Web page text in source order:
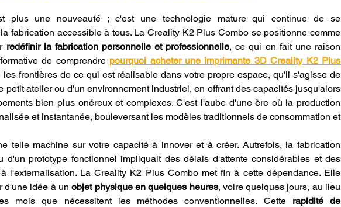
fusion 360 Formation CREALITY PRINT
plus une nouveauté ; c'est une technologie mature qui continue de se
fabrication accessible à tous. La Creality K2 Plus Combo se positionne comme
redéfinir la fabrication personnelle et professionnelle, ce qui en fait une raison
de comprendre pourquoi acheter une imprimante 3D Creality K2 Plus
les frontières de ce qui est réalisable dans votre propre espace, qu'il s'agisse de
petit atelier ou d'un environnement industriel, en offrant des capacités jusqu'alors
bien plus onéreux et complexes. C'est l'aube d'une ère où la production
et instantanée, bouleversant les modèles traditionnels de consommation et
telle machine sur votre capacité à innover et à créer. Autrefois, la fabrication
d'un prototype fonctionnel impliquait des délais d'attente considérables et des
l'externalisation. La Creality K2 Plus Combo met fin à cette dépendance. Elle
d'une idée à un objet physique en quelques heures, voire quelques jours, au lieu
mois que nécessitent les méthodes conventionnelles. Cette rapidité de